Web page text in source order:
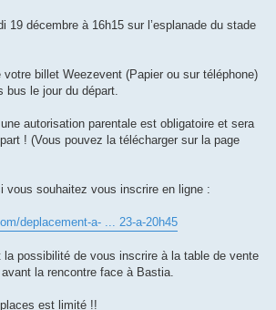
19 décembre à 16h15 sur l’esplanade du stade
billet Weezevent (Papier ou sur téléphone)
bus le jour du départ.
autorisation parentale est obligatoire et sera
! (Vous pouvez la télécharger sur la page
vous souhaitez vous inscrire en ligne :
deplacement-a- ... 23-a-20h45
la possibilité de vous inscrire à la table de vente
la rencontre face à Bastia.
est limité !!